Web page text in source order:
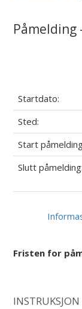
Påmelding
Startdato:
Sted:
Start
Slutt påmelding:
Fristen for
INSTRUKSJON